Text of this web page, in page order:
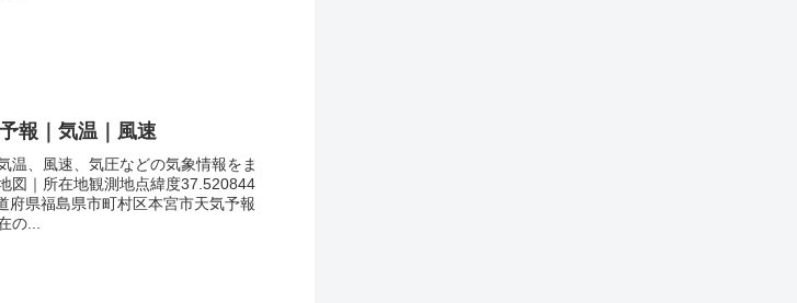
報｜気温｜風速
温、風速、気圧などの気象情報をま
図｜所在地観測地点緯度37.520844
県福島県市町村区本宮市天気予報
の...